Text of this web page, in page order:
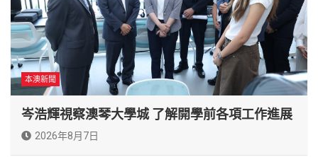
本澳新聞
岑浩輝視察澳琴大學城 了解開學前各項工作進展
2026年8月7日